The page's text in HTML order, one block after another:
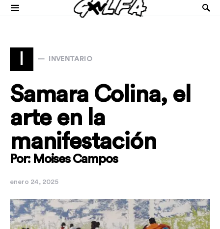
I INVENTARIO
Samara Colina, el
arte en la
manifestación
Por: Moises Campos
enero 24, 2025